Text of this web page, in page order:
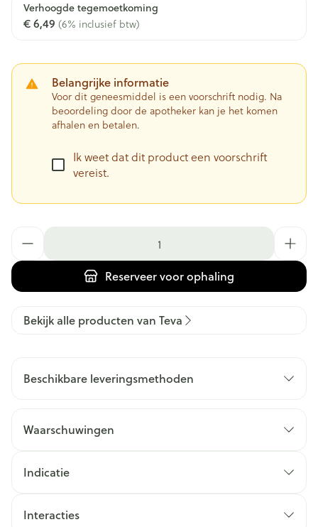
Verhoogde tegemoetkoming
€ 6,49 (6% inclusief btw)
Belangrijke informatie
Voor dit geneesmiddel is een voorschrift nodig. Na
beoordeling door de apotheker kan je het komen
afhalen en betalen.
Ik weet dat dit product een voorschrift
vereist.
Reserveervoor ophaling
Bekijk alle producten van Teva
Beschikbare leveringsmethoden
Waarschuwingen
Indicatie
Interacties